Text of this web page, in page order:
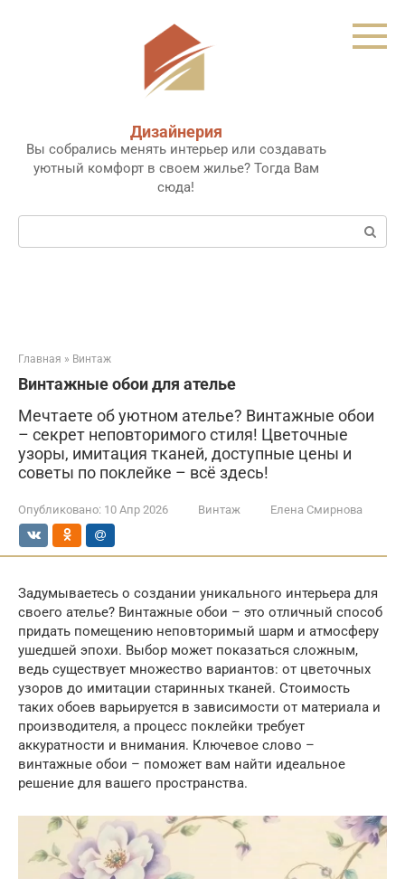
Дизайнерия
Вы собрались менять интерьер или создавать
уютный комфорт в своем жилье? Тогда Вам
сюда!
Поиск:
Главная » Винтаж
Винтажные обои для ателье
Мечтаете об уютном ателье? Винтажные обои
– секрет неповторимого стиля! Цветочные
узоры, имитация тканей, доступные цены и
советы по поклейке – всё здесь!
Опубликовано: 10 Апр 2026 Винтаж Елена Смирнова
Задумываетесь о создании уникального интерьера для
своего ателье? Винтажные обои – это отличный способ
придать помещению неповторимый шарм и атмосферу
ушедшей эпохи. Выбор может показаться сложным,
ведь существует множество вариантов: от цветочных
узоров до имитации старинных тканей. Стоимость
таких обоев варьируется в зависимости от материала и
производителя, а процесс поклейки требует
аккуратности и внимания. Ключевое слово –
винтажные обои – поможет вам найти идеальное
решение для вашего пространства.